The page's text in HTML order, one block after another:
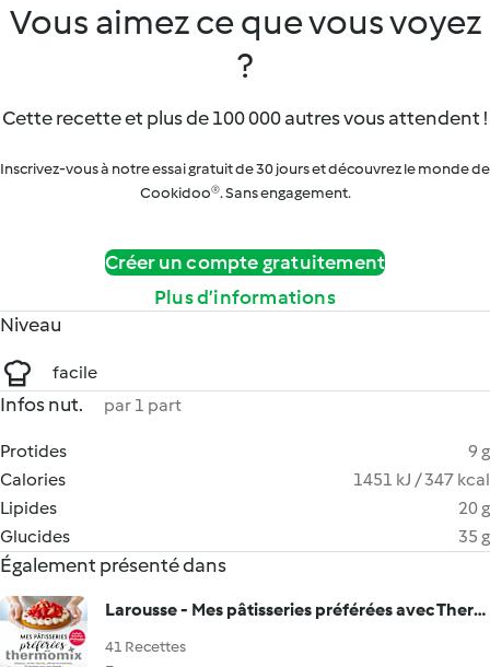
Vous aimez ce que vous voyez
?
Cette recette et plus de 100 000 autres vous attendent !
Inscrivez-vous à notre essai gratuit de 30 jours et découvrez le monde de
Cookidoo®. Sans engagement.
Créer un compte gratuitement
Plus d’informations
Niveau
facile
Infos nut. par 1 part
Protides
9 g
Calories
1451 kJ / 347 kcal
Lipides
20 g
Glucides
35 g
Également présenté dans
Larousse - Mes pâtisseries préférées avec Thermomix® - Desserts, Goûters, Pâques
41 Recettes